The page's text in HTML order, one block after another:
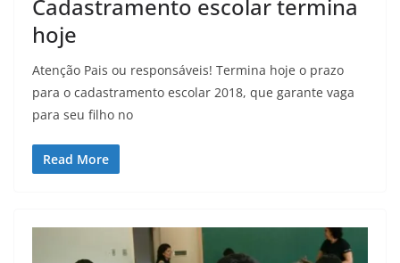
Cadastramento escolar termina
hoje
Atenção Pais ou responsáveis! Termina hoje o prazo
para o cadastramento escolar 2018, que garante vaga
para seu filho no
Read More